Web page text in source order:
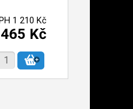
1 210 Kč
Kč